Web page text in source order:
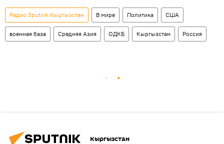
Радио Sputnik Кыргызстан В мире Политика США
военная база Средняя Азия ОДКБ Кыргызстан Россия
Кыргызстан